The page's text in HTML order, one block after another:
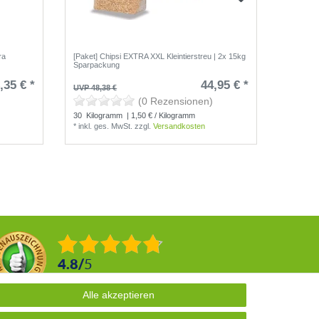
€ *
[Paket] Chipsi EXTRA XXL Kleintierstreu | 2x 15kg
Sparpackung
UVP 48,38 € 44,95 € *
(0 Rezensionen)
30 Kilogramm | 1,50 € / Kilogramm
*inkl. ges. MwSt. zzgl.Versandkosten
4.8/5
Alle akzeptieren
Alle akzeptieren